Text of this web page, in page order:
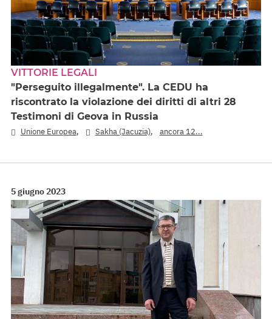
VITTORIE LEGALI
"Perseguito illegalmente". La CEDU ha
riscontrato la violazione dei diritti di altri 28
Testimoni di Geova in Russia
Unione Europea, Sakha (Jacuzia), ancora 12...
5 giugno 2023